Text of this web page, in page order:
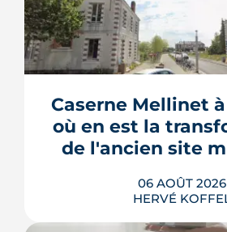
Caserne Mellinet
où en est la
de l'ancien site
06 AOÛT 2026
HERVÉ